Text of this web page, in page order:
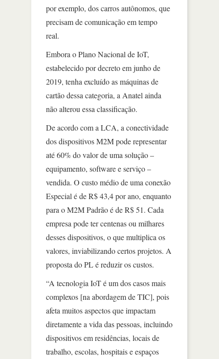
por exemplo, dos carros autônomos, que
precisam de comunicação em tempo
real.
Embora o Plano Nacional de IoT,
estabelecido por decreto em junho de
2019, tenha excluído as máquinas de
cartão dessa categoria, a Anatel ainda
não alterou essa classificação.
De acordo com a LCA, a conectividade
dos dispositivos M2M pode representar
até 60% do valor de uma solução –
equipamento, software e serviço –
vendida. O custo médio de uma conexão
Especial é de R$ 43,4 por ano, enquanto
para o M2M Padrão é de R$ 51. Cada
empresa pode ter centenas ou milhares
desses dispositivos, o que multiplica os
valores, inviabilizando certos projetos. A
proposta do PL é reduzir os custos.
“A tecnologia IoT é um dos casos mais
complexos [na abordagem de TIC], pois
afeta muitos aspectos que impactam
diretamente a vida das pessoas, incluindo
dispositivos em residências, locais de
trabalho, escolas, hospitais e espaços